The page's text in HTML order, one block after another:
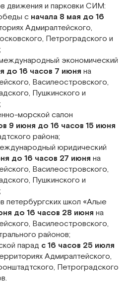
движения и парковки СИМ:
с начала 8 мая до 16
Адмиралтейского,
Петроградского и
экономический
до 16 часов 7 июня на
Василеостровского,
Пушкинского и
морской салон
9 июня до 16 часов 15 июня
района;
юридический
до 16 часов 27 июня на
Василеостровского,
Пушкинского и
петербургских школ «Алые
до 16 часов 28 июня на
Василеостровского,
районов;
парад с 16 часов 25 июля
Адмиралтейского,
Петроградского